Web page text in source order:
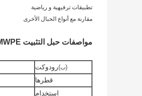
تطبيقات ترفيهية و رياضية
مقارنة مع أنواع الحبال الأخرى
مواصفات حبل التثبيت UHMWPE
(ب)رودوكت
قطرها
استخدام